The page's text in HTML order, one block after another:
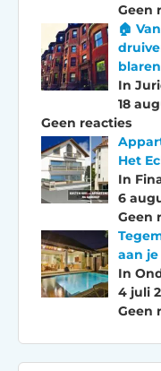
Geen
🏠
In
18
Geen reacties
Het
In
6
Geen
aan
In
4 juli
Geen